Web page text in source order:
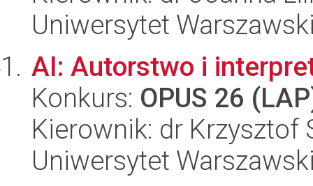
Uniwersytet
AI: Autorstwo i
Konkurs: OPUS 26
Kierownik: dr Krzysztof
Uniwersytet